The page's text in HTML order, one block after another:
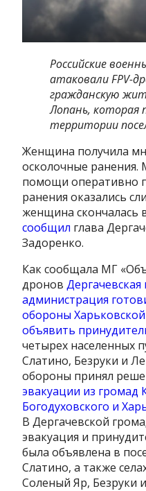
Российские
атаковали FPV-
гражданскую
Лопань, которая
территории
Женщина получила
осколочные ранения.
помощи оперативно
ранения оказались
женщина скончалась
сообщил глава
Задоренко.
Как сообщала МГ
дроновДергачевская
администрация
обороны
объявить
четырех населенных
Слатино, Безруки и
обороны принял
эвакуации из громад
Богодуховского и
В Дергачевской
эвакуация и
была объявлена ​​в
Слатино, а также
Соленый Яр, Безруки